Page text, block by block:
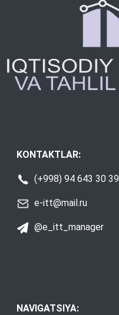
KONTAKTLAR:
(+998) 94 643 30 39
e-itt@mail.ru
@e_itt_manager
NAVIGATSIYA: